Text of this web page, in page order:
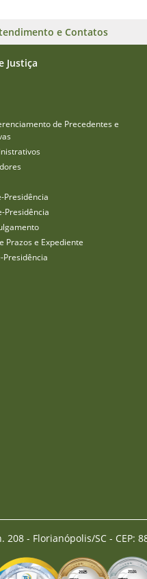
e Contatos
Justiça
de Precedentes e
Presidência
Presidência
Prazos e Expediente
Presidência
- Florianópolis/SC - CEP: